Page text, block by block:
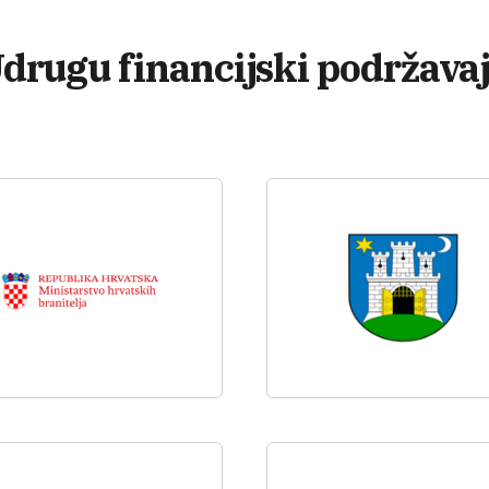
financijski